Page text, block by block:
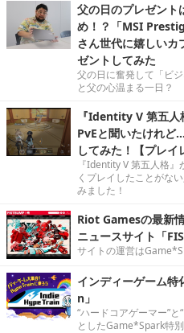
父の日のプレゼント
め！？「MSI
さん世代に嬉しいカ
ゼントしてみた
父の日に奮発して「ビ
と父の心温まる一日？
『Identity V 第五人
PvEと聞いたけれど
してみた！【プレイ
『Identity V 第五人格
くプレイしたことがな
みました！
Riot Gamesの最新
ニュースサイト「
サイトの運営は
インディーゲーム
n」
“ハードコアゲーマー”
としたGame*Spark特別